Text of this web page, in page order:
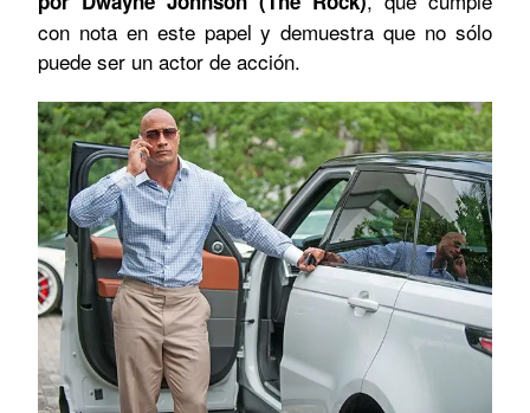
con nota en este papel y demuestra que no sólo
puede ser un actor de acción.